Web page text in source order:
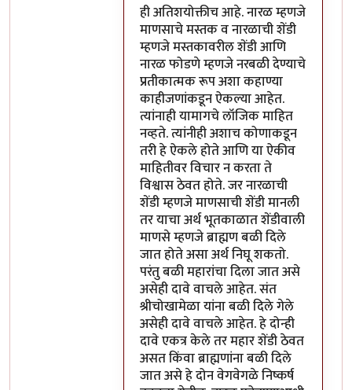
ही अतिशयोक्तीच आहे. नारळ म्हणजे
माणसाचे मस्तक व नारळाची शेंडी
म्हणजे मस्तकावरील शेंडी आणि
नारळ फोडणे म्हणजे नरबळी देण्याचे
प्रतीकात्मक रूप अशा कहाण्या
काहीजणांकडून ऐकल्या आहेत.
त्यांनाही यामागचे लॉजिक माहित
नव्हते. त्यांनीही अशाच कोणाकडून
तरी हे ऐकले होते आणि या ऐकीव
माहितीवर विचार न करता ते
विश्वास ठेवत होते. जर नारळाची
शेंडी म्हणजे माणसाची शेंडी मानली
तर याचा अर्थ भूतकाळात शेंडीवाली
माणसे म्हणजे ब्राह्मण बळी दिले
जात होते असा अर्थ निघू शकतो.
परंतु बळी महारांचा दिला जात असे
असेही दावे वाचले आहेत. संत
श्रीचोखामेळा यांना बळी दिले गेले
असेही दावे वाचले आहेत. हे दोन्ही
दावे एकत्र केले तर महार शेंडी ठेवत
असत किंवा ब्राह्मणांना बळी दिले
जात असे हे दोन वेगवेगळे निष्कर्ष